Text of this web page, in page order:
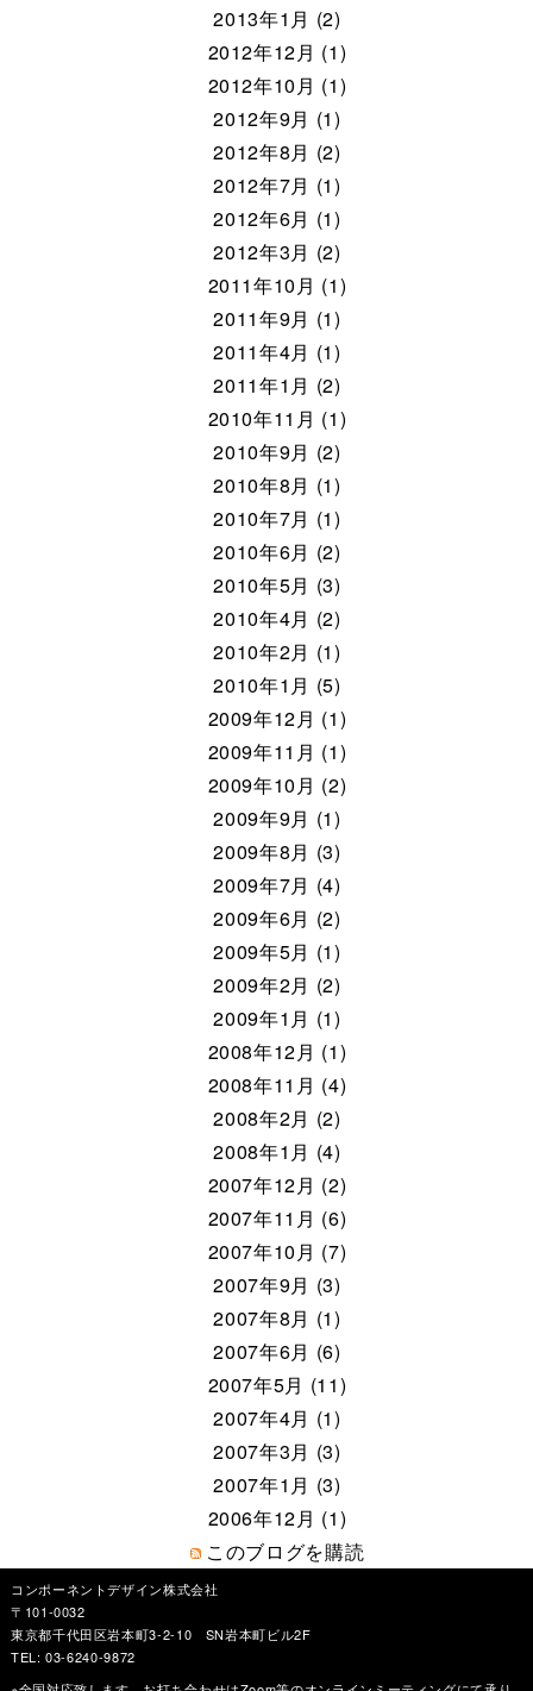
2013年1月 (2)
2012年12月 (1)
2012年10月 (1)
2012年9月 (1)
2012年8月 (2)
2012年7月 (1)
2012年6月 (1)
2012年3月 (2)
2011年10月 (1)
2011年9月 (1)
2011年4月 (1)
2011年1月 (2)
2010年11月 (1)
2010年9月 (2)
2010年8月 (1)
2010年7月 (1)
2010年6月 (2)
2010年5月 (3)
2010年4月 (2)
2010年2月 (1)
2010年1月 (5)
2009年12月 (1)
2009年11月 (1)
2009年10月 (2)
2009年9月 (1)
2009年8月 (3)
2009年7月 (4)
2009年6月 (2)
2009年5月 (1)
2009年2月 (2)
2009年1月 (1)
2008年12月 (1)
2008年11月 (4)
2008年2月 (2)
2008年1月 (4)
2007年12月 (2)
2007年11月 (6)
2007年10月 (7)
2007年9月 (3)
2007年8月 (1)
2007年6月 (6)
2007年5月 (11)
2007年4月 (1)
2007年3月 (3)
2007年1月 (3)
2006年12月 (1)
このブログを購読
コンポーネントデザイン株式会社
〒101-0032
東京都千代田区岩本町3-2-10 SN岩本町ビル2F
TEL: 03-6240-9872